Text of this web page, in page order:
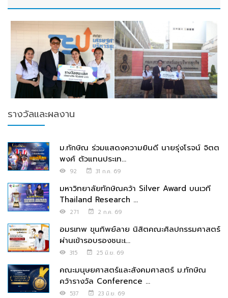
รางวัลและผลงาน
ม.ทักษิณ ร่วมแสดงความยินดี นายรุ่งโรจน์ จิตต
พงศ์ ตัวแทนประเท...
92 31 ก.ค. 69
มหาวิทยาลัยทักษิณคว้า Silver Award บนเวที
Thailand Research ...
271 2 ก.ค. 69
อมรเทพ ขุนทิพย์ลาย นิสิตคณะศิลปกรรมศาสตร์
ผ่านเข้ารอบรองชนะเ...
315 25 มิ.ย. 69
คณะมนุษยศาสตร์และสังคมศาสตร์ ม.ทักษิณ
คว้ารางวัล Conference ...
537 23 มิ.ย. 69